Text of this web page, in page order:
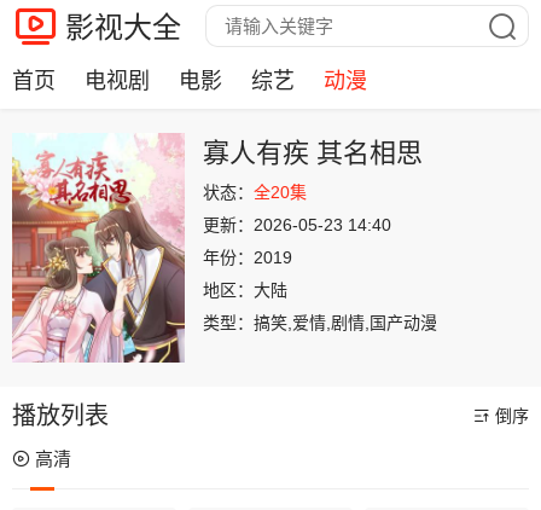
影视大全
首页 电视剧 电影 综艺 动漫
寡人有疾 其名相思
状态： 全20集
更新： 2026-05-23 14:40
年份： 2019
地区： 大陆
类型： 搞笑,爱情,剧情,国产动漫
播放列表 倒序
高清